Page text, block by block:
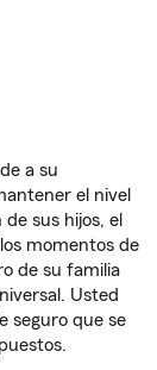
a su
el nivel
sus hijos, el
momentos de
de su familia
Usted
seguro que se